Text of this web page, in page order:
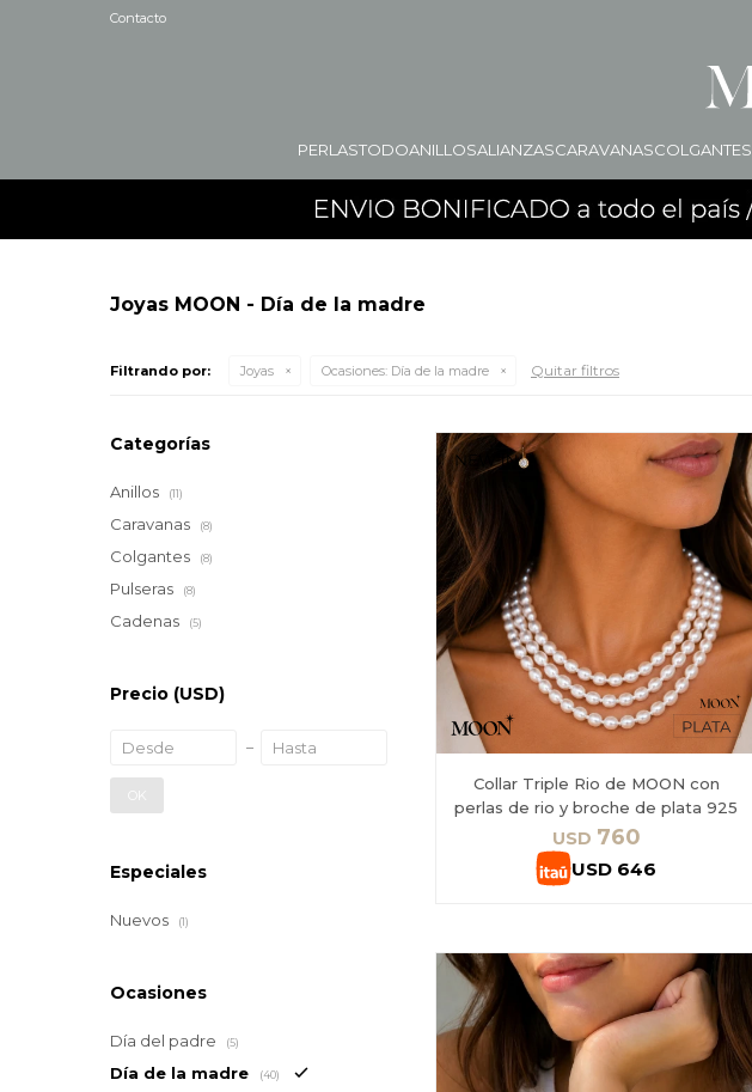
PERLASTODOANILLOSALIANZASCARAVANASCOLGANTES
Contacto
Joyas MOON - Día de la madre
Filtrando por: Joyas Ocasiones: Día de la madre Quitar filtros
Collar Triple Rio de MOON con
perlas de rio y broche de plata 925
USD 760
USD 646
Categorías
Anillos (11)
Caravanas (8)
Colgantes (8)
Pulseras (8)
Cadenas (5)
Precio (USD)
OK
Especiales
Nuevos (1)
Ocasiones
Día del padre (5)
Día de la madre (40)